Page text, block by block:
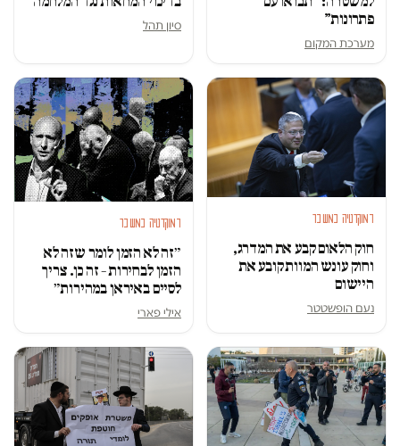
פתרונות”
מערכת המקום
סיון תהל
דמוקרטיה במשבר
חוק הלאום קבע את המדרג,
וחוק עונש המוות קובע את
היישום
נעם הופשטטר
דמוקרטיה במשבר
״זה לא הזמן לומר שזה לא
הזמן לבחירות – זה כן. צריך
לסיים באיראן במהירות״
אילי פארי